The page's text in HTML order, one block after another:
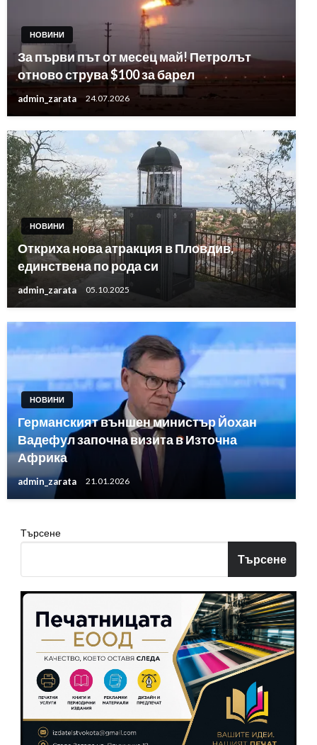
НОВИНИ
За първи път от месец май! Петролът
отново струва $100 за барел
admin_zarata 24.07.2026
НОВИНИ
Откриха нова атракция в Пловдив,
единствена по рода си
admin_zarata 05.10.2025
НОВИНИ
Германският външен министър Йохан
Вадефул започна визита в Източна
Африка
admin_zarata 21.01.2026
Търсене
Търсене